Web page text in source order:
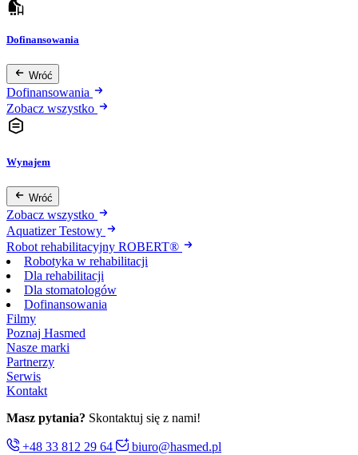
Dofinansowania
Wróć
Dofinansowania
Zobacz wszystko
Wynajem
Wróć
Zobacz wszystko
Aquatizer Testowy
Robot rehabilitacyjny ROBERT®
Robotyka w rehabilitacji
Dla rehabilitacji
Dla stomatologów
Dofinansowania
Filmy
Poznaj Hasmed
Nasze marki
Partnerzy
Serwis
Kontakt
Masz pytania? Skontaktuj się z nami!
+48 33 812 29 64
biuro@hasmed.pl